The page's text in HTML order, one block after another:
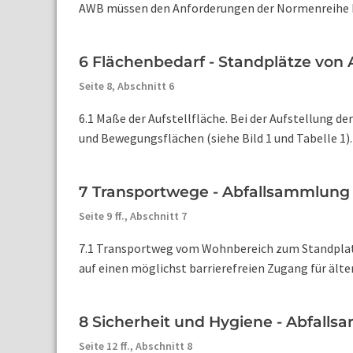
AWB müssen den Anforderungen der Normenreihe
6 Flächenbedarf - Standplätze
Seite 8, Abschnitt 6
6.1 Maße der Aufstellfläche. Bei der Aufstellung
und Bewegungsflächen (siehe Bild 1 und Tabelle
7 Transportwege -
Seite 9 ff., Abschnitt 7
7.1 Transportweg vom Wohnbereich zum
auf einen möglichst barrierefreien Zugang für
8 Sicherheit und Hygiene -
Seite 12 ff., Abschnitt 8